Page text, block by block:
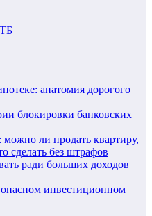
анатомия дорогого
блокировки банковских
можно ли продать квартиру,
сделать без штрафов
ради больших доходов
инвестиционном